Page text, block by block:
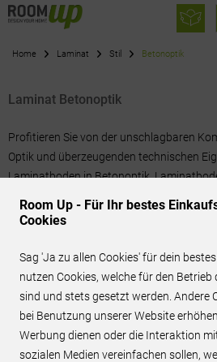
Home Laminat Stil Betonoptik
Laminat Betonoptik
Profitieren Sie von der unschlagbaren
Optik und überzeugenden technischen
Laminatboden in Betonoptik.
BEST-PREIS ANFRAGEN
Room Up - Für Ihr bestes
Cookies
Sag 'Ja zu allen Cookies' für dein
nutzen Cookies, welche für den
sind und stets gesetzt werden. Andere
bei Benutzung unserer Website
Werbung dienen oder die Interaktion
sozialen Medien vereinfachen sollen,